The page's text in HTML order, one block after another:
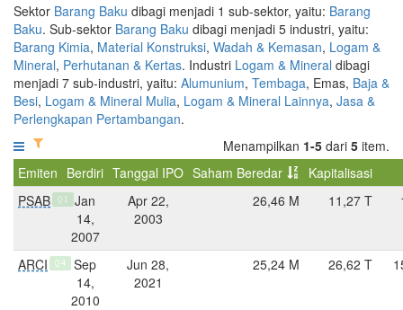
Sektor Barang Baku dibagi menjadi 1 sub-sektor, yaitu: Barang
Baku. Sub-sektor Barang Baku dibagi menjadi 5 industri, yaitu:
Barang Kimia, Material Konstruksi, Wadah & Kemasan, Logam &
Mineral, Perhutanan & Kertas. Industri Logam & Mineral dibagi
menjadi 7 sub-industri, yaitu: Alumunium, Tembaga, Emas, Baja &
Besi, Logam & Mineral Mulia, Logam & Mineral Lainnya, Jasa &
Perlengkapan Pertambangan.
Menampilkan 1-5 dari 5 item.
Emiten Berdiri Tanggal IPO Saham Beredar
Kapitalisasi
PSAB
Q1
Jan
14,
2007
Apr 22,
2003
26,46 M 11,27 T
ARCI Q4
Sep
14,
2010
Jun 28,
2021
25,24 M 26,62 T